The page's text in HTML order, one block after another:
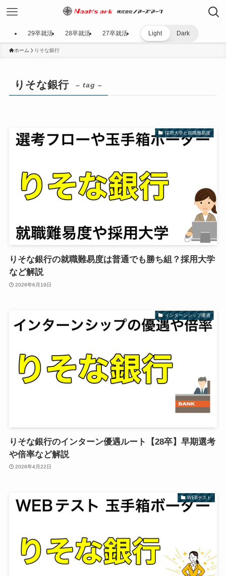
29卒就活 28卒就活 27卒就活 Light Dark
ホーム りそな銀行
りそな銀行 – tag –
採用大学と就職難易度
りそな銀行の就職難易度は普通でも勝ち組？採用大学
など解説
2026年6月19日
インターンシップ優遇
りそな銀行のインターン優遇ルート【28卒】早期選考
や倍率など解説
2026年4月22日
WEBテスト